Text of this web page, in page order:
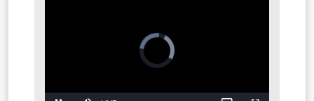
Video
Player
is
loading.